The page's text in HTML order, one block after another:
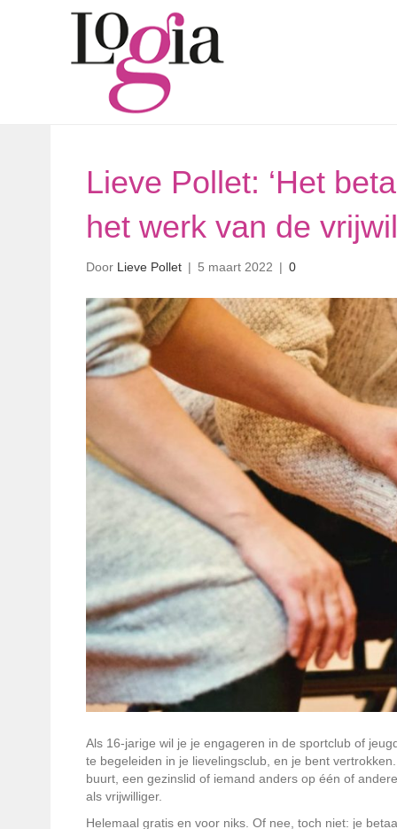
Lieve Pollet: ‘Het
het werk van de
Door Lieve Pollet | 5 maart 2022 | 0
Als 16-jarige wil je je engageren in de sportclub of
te begeleiden in je lievelingsclub, en je bent
buurt, een gezinslid of iemand anders op één of
als vrijwilliger.
Helemaal gratis en voor niks. Of nee, toch niet: je